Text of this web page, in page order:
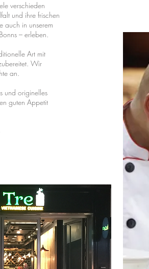
verschieden
und ihre frischen
auch in unserem
– erleben.
Art mit
Wir
an.
und originelles
guten Appetit